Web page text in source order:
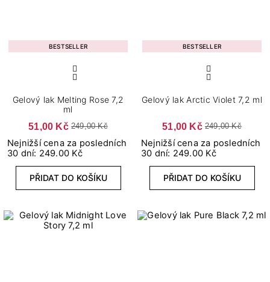
BESTSELLER
Gelový lak Melting Rose 7,2
ml
51,00 Kč 249,00 Kč
Nejnižší cena za posledních
30 dní: 249.00 Kč
PŘIDAT DO KOŠÍKU
BESTSELLER
Gelový lak Arctic Violet 7,2 ml
51,00 Kč 249,00 Kč
Nejnižší cena za posledních
30 dní: 249.00 Kč
PŘIDAT DO KOŠÍKU